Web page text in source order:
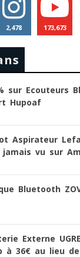
2,478 173,673
sur Ecouteurs
Hupoaf
Aspirateur
jamais vu sur
Bluetooth
Externe
à 36€ au lieu